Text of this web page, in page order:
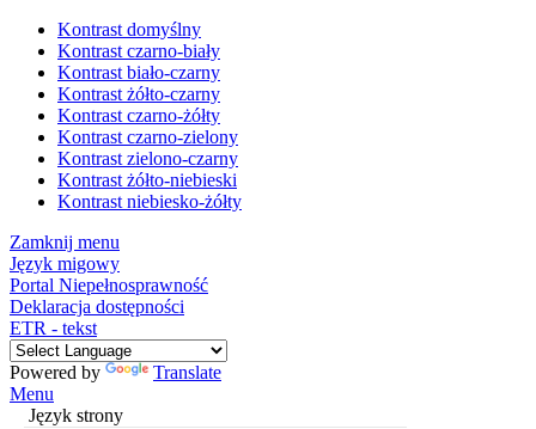
Kontrast domyślny
Kontrast czarno-biały
Kontrast biało-czarny
Kontrast żółto-czarny
Kontrast czarno-żółty
Kontrast czarno-zielony
Kontrast zielono-czarny
Kontrast żółto-niebieski
Kontrast niebiesko-żółty
Zamknij menu
Język migowy
Portal Niepełnosprawność
Deklaracja dostępności
ETR - tekst
Powered by
Translate
Menu
Język strony